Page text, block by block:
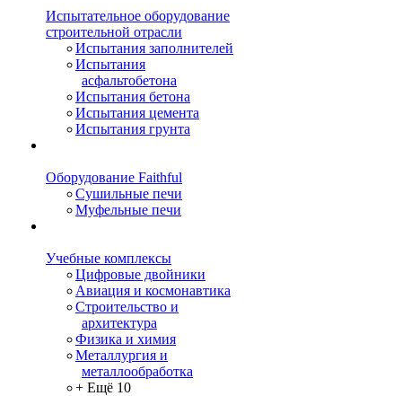
Испытательное оборудование
строительной отрасли
Испытания заполнителей
Испытания
асфальтобетона
Испытания бетона
Испытания цемента
Испытания грунта
Оборудование Faithful
Сушильные печи
Муфельные печи
Учебные комплексы
Цифровые двойники
Авиация и космонавтика
Строительство и
архитектура
Физика и химия
Металлургия и
металлообработка
+ Ещё 10